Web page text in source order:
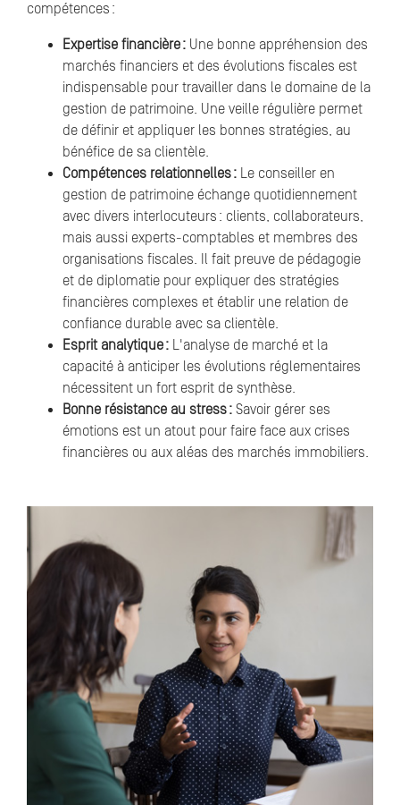
compétences :
Expertise financière : Une bonne appréhension des
marchés financiers et des évolutions fiscales est
indispensable pour travailler dans le domaine de la
gestion de patrimoine. Une veille régulière permet
de définir et appliquer les bonnes stratégies, au
bénéfice de sa clientèle.
Compétences relationnelles : Le conseiller en
gestion de patrimoine échange quotidiennement
avec divers interlocuteurs : clients, collaborateurs,
mais aussi experts-comptables et membres des
organisations fiscales. Il fait preuve de pédagogie
et de diplomatie pour expliquer des stratégies
financières complexes et établir une relation de
confiance durable avec sa clientèle.
Esprit analytique : L'analyse de marché et la
capacité à anticiper les évolutions réglementaires
nécessitent un fort esprit de synthèse.
Bonne résistance au stress : Savoir gérer ses
émotions est un atout pour faire face aux crises
financières ou aux aléas des marchés immobiliers.